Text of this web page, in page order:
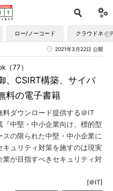
ロー/ノーコード クラウドネイ
2021年3月22日 公開
、CSIRT構築、サイバ
料の電子書籍
（77）
料ダウンロード提供する＠IT
中堅・中小企業向け、標的型
の限られた中堅・中小企業に
ュリティ対策を施すのは現実
が目指すべきセキュリティ対
[＠IT]